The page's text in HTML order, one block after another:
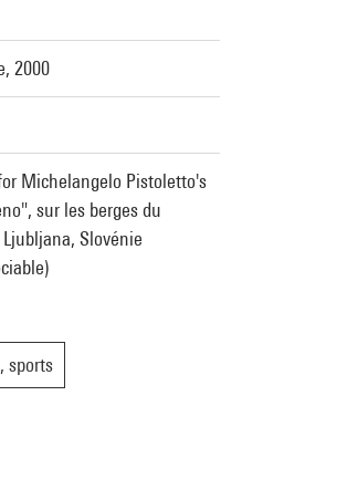
2000
Michelangelo Pistoletto's
sur les berges du
Slovénie
sports